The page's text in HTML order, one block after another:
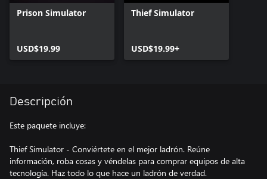
Prison Simulator
USD$19.99
Thief Simulator
USD$19.99+
Descripción
Este paquete incluye:
Thief Simulator - Conviértete en el mejor ladrón. Reúne
información, roba cosas y véndelas para comprar equipos de alta
tecnología. Haz todo lo que hace un ladrón de verdad.